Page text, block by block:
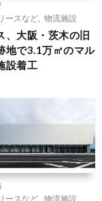
ースなど
物流施設
、大阪・茨木の旧
地で3.1万㎡のマル
設着工
ースなど
物流施設